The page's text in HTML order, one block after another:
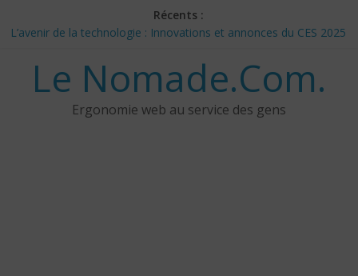
Récents :
L’avenir de la technologie : Innovations et annonces du CES 2025
Les 3 meilleurs réponses de politiciens Canadiens pour Donald
Google Deep Mind – IA : Simulation Mondiale et Défis Éthiques
NotebookLM : Mes commentaires sur 2 mois d’utilisation
Le Nomade.Com.
Ergonomie web au service des gens